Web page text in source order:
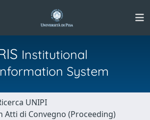
Institutional
System
UNIPI
Atti di Convegno (Proceeding)